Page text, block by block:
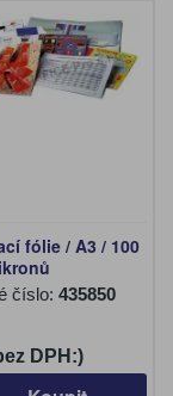
fólie / A3 / 100
číslo: 435850
DPH:)